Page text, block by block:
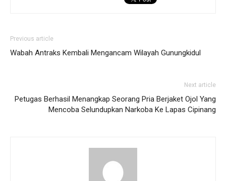
Previous article
Wabah Antraks Kembali Mengancam Wilayah Gunungkidul
Next article
Petugas Berhasil Menangkap Seorang Pria Berjaket Ojol Yang
Mencoba Selundupkan Narkoba Ke Lapas Cipinang